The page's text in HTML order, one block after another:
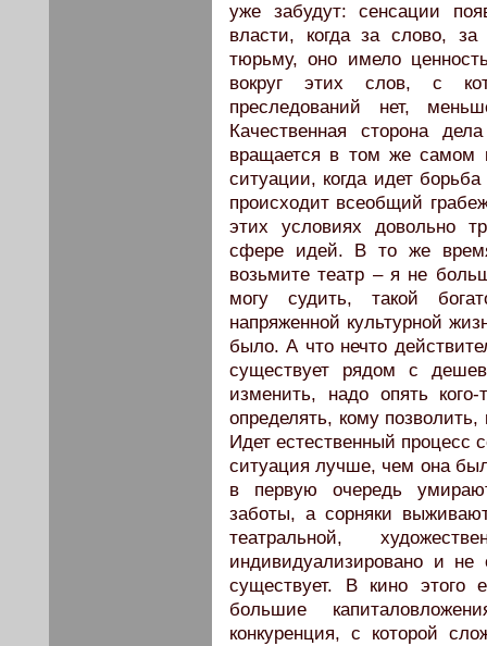
уже забудут: сенсации
власти, когда за слово,
тюрьму, оно имело
вокруг этих слов, с
преследований нет,
Качественная сторона
вращается в том же самом
ситуации, когда идет
происходит всеобщий
этих условиях довольно
сфере идей. В то же
возьмите театр – я не
могу судить, такой
напряженной культурной
было. А что нечто
существует рядом с
изменить, надо опять
определять, кому
Идет естественный процесс
ситуация лучше, чем она
в первую очередь
заботы, а сорняки
театральной,
индивидуализировано и не
существует. В кино
большие
конкуренция, с которой